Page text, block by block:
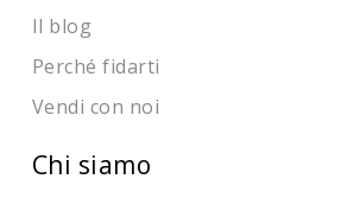
Il blog
Perché fidarti
Vendi con noi
Chi siamo